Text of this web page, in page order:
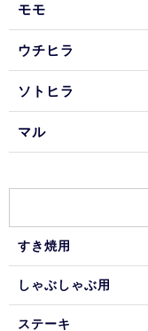
モモ
ウチヒラ
ソトヒラ
マル
すき焼用
しゃぶしゃぶ用
ステーキ